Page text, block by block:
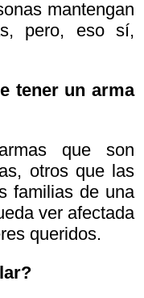
mantengan
pero, eso sí,
tener un arma
que son
otros que las
familias de una
ver afectada
queridos.